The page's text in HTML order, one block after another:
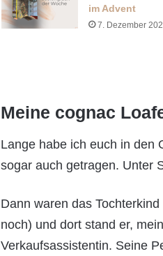
im Advent
7. Dezember
Meine cognac
Lange habe ich euch in den
sogar auch getragen. Unter
Dann waren das
noch) und dort stand er,
Verkaufsassistentin. Seine